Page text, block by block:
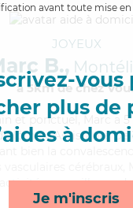
avant toute mise
vous
plus de
à
Je m'inscris
JOYEUX
B.,
à 5km de chez
et ponctuel, Marc a 5
d'Assistante De
activités, surveillance
compagnie/loisirs*